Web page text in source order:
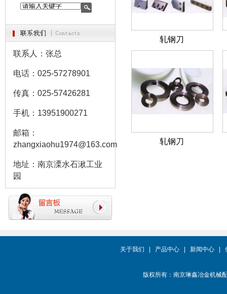
联系人：张总
电话：025-57278901
传真：025-57426281
手机：13951900271
邮箱：
zhangxiaohu1974@163.com
地址：南京溧水石湫工业
园
轧钢刀
轧钢刀
关于我们 产品中心| 新闻中心|
版权所有：南京琳鑫冶金机